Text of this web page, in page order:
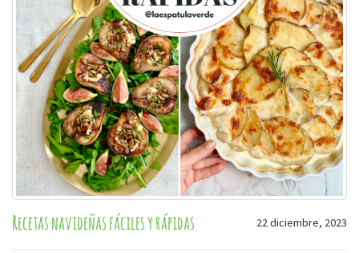
Recetas navideñas fáciles y rápidas 22 diciembre, 2023